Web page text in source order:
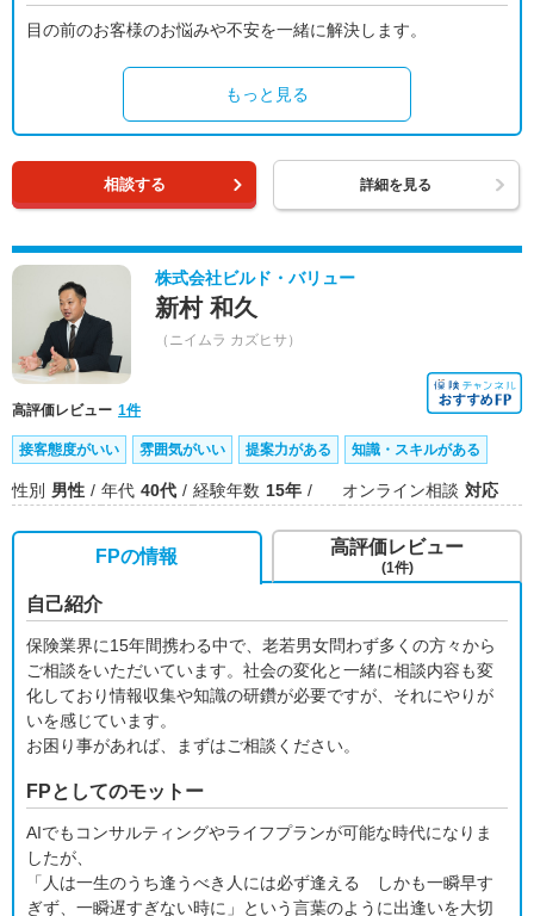
目の前のお客様のお悩みや不安を一緒に解決します。
もっと見る
相談する 詳細を見る
株式会社ビルド・バリュー
新村 和久
（ニイムラ カズヒサ）
高評価レビュー 1件
接客態度がいい 雰囲気がいい 提案力がある 知識・スキルがある
性別 男性 年代 40代 経験年数 15年 オンライン相談 対応
FPの情報
自己紹介
保険業界に15年間携わる中で、老若男女問わず多くの方々から
ご相談をいただいています。社会の変化と一緒に相談内容も変
化しており情報収集や知識の研鑽が必要ですが、それにやりが
いを感じています。
お困り事があれば、まずはご相談ください。
FPとしてのモットー
AIでもコンサルティングやライフプランが可能な時代になりま
したが、
「人は一生のうち逢うべき人には必ず逢える しかも一瞬早す
ぎず、一瞬遅すぎない時に」という言葉のように出逢いを大切
高評価レビュー
(1件)